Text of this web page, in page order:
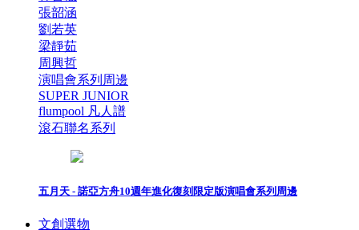
張韶涵
劉若英
梁靜茹
周興哲
演唱會系列周邊
SUPER JUNIOR
flumpool 凡人譜
滾石聯名系列
五月天 - 諾亞方舟10週年進化復刻限定版演唱會系列周邊
文創選物